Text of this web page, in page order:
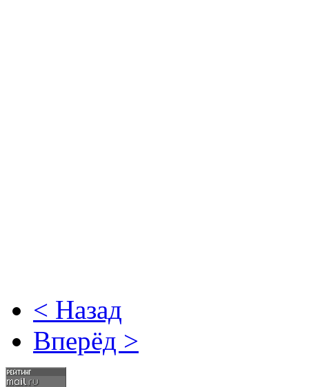
< Назад
Вперёд >